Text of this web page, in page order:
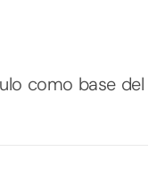
como base del